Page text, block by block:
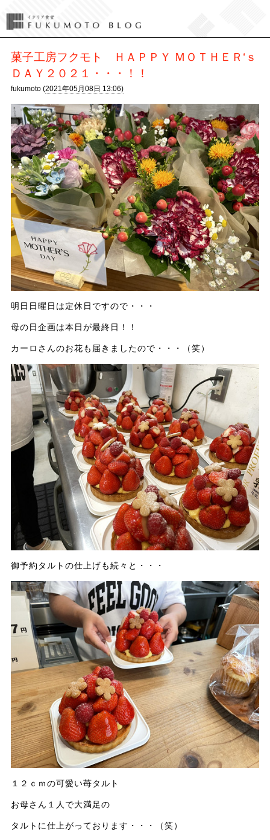
菓子工房フクモト ＨＡＰＰＹ ＭＯＴＨＥＲ‘ｓ
ＤＡＹ２０２１・・・！！
fukumoto (2021年05月08日 13:06)
明日日曜日は定休日ですので・・・
母の日企画は本日が最終日！！
カーロさんのお花も届きましたので・・・（笑）
御予約タルトの仕上げも続々と・・・
１２ｃｍの可愛い苺タルト
お母さん１人で大満足の
タルトに仕上がっております・・・（笑）